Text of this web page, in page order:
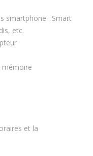
smartphone : Smart
etc.
mémoire
et la